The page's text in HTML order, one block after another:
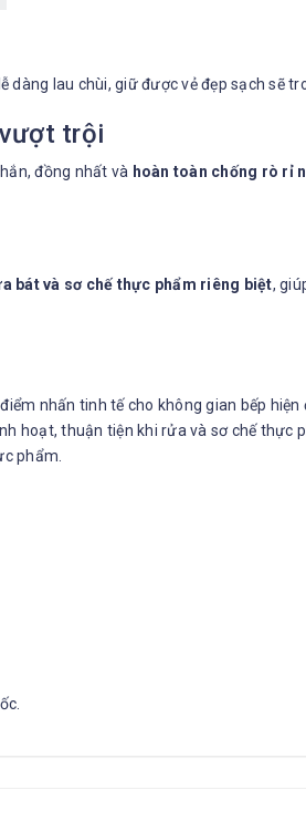
dàng lau chùi, giữ được vẻ đẹp sạch sẽ
trội
đồng nhất và hoàn toàn chống rò rỉ
bát và sơ chế thực phẩm riêng biệt,
nhấn tinh tế cho không gian bếp hiện
hoạt, thuận tiện khi rửa và sơ chế thực
phẩm.